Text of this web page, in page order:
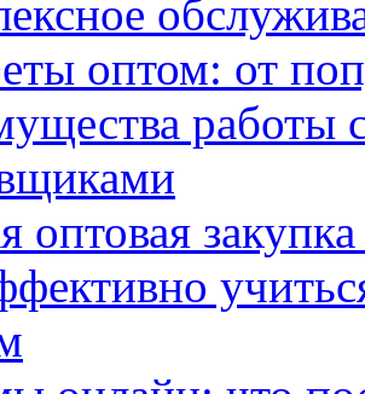
оптом: от
работы
оптовая